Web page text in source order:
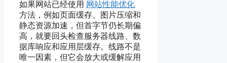
如果网站已经使用 网站性能优化
方法，例如页面缓存、图片压缩和
静态资源加速，但首字节仍长期偏
高，就要回头检查服务器线路、数
据库响应和应用层缓存。线路不是
唯一因素，但它会放大或缓解应用